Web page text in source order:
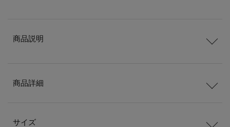
商品説明
商品詳細
サイズ